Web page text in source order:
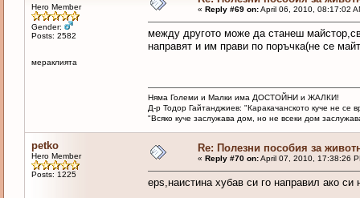
Hero Member
Gender:
Posts: 2582
мераклията
« Reply #69 on:April 06, 2010, 08:17:02
между другото може да станеш
направят и им прави по поръчка(не се
Няма Големи и Малки има ДОСТОЙНИ и ЖАЛКИ!
Д-р Тодор Гайтанджиев: "Каракачанското куче не
"Всяко куче заслужава дом, но не всеки дом
petko
Hero Member
Posts: 1225
Re: Полезни пособия за
« Reply #70 on:April 07, 2010, 17:38:26
eps,наистина хубав си го направил ако